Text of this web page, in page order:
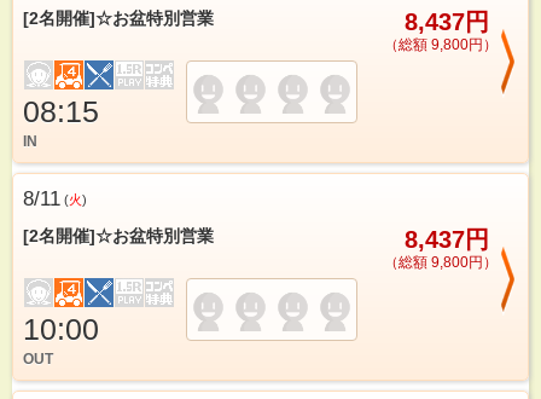
[2名開催]☆お盆特別営業 8,437円
（総額 9,800円）
08:15
IN
8/11 (火)
[2名開催]☆お盆特別営業 8,437円
（総額 9,800円）
10:00
OUT